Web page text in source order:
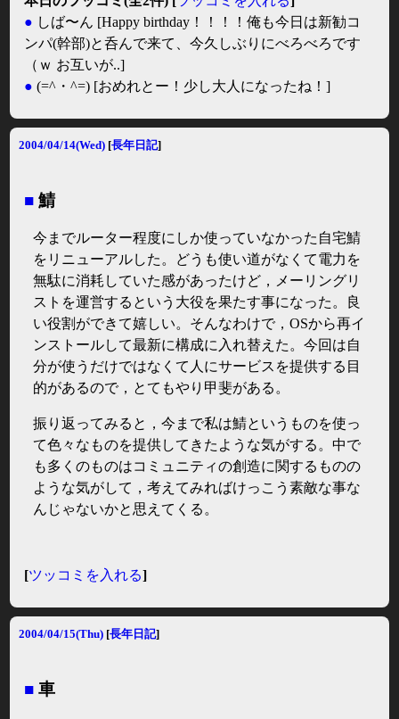
● しば〜ん [Happy birthday！！！！俺も今日は新勧コ
ンパ(幹部)と呑んで来て、今久しぶりにべろべろです
（ｗ お互いが..]
● (=^・^=) [おめれとー！少し大人になったね！]
2004/04/14(Wed) [長年日記]
■ 鯖
今までルーター程度にしか使っていなかった自宅鯖
をリニューアルした。どうも使い道がなくて電力を
無駄に消耗していた感があったけど，メーリングリ
ストを運営するという大役を果たす事になった。良
い役割ができて嬉しい。そんなわけで，OSから再イ
ンストールして最新に構成に入れ替えた。今回は自
分が使うだけではなくて人にサービスを提供する目
的があるので，とてもやり甲斐がある。
振り返ってみると，今まで私は鯖というものを使っ
て色々なものを提供してきたような気がする。中で
も多くのものはコミュニティの創造に関するものの
ような気がして，考えてみればけっこう素敵な事な
んじゃないかと思えてくる。
[ツッコミを入れる]
2004/04/15(Thu) [長年日記]
■ 車